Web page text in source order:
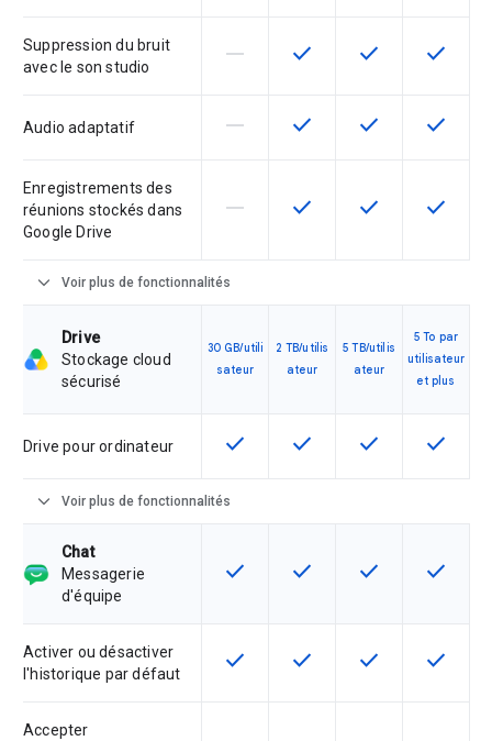
Suppression du bruit
avec le son studio
Cette fonctionnalité n'est pas
horizontal_rule Cette fonctionnalité est
check Cette
check Cette
check
Audio adaptatif Cette fonctionnalité n'est pas
horizontal_rule Cette fonctionnalité est
check Cette
check Cette
check
Enregistrements des
réunions stockés dans
Google Drive
Cette fonctionnalité n'est pas
horizontal_rule Cette fonctionnalité est
check Cette
check Cette
check
expand_more Voir plus de fonctionnalités
Drive
Stockage cloud
sécurisé
30 GB/utili
sateur
2 TB/utilis
ateur
5 TB/utilis
ateur
5 To par
utilisateur
et plus
Drive pour ordinateur Cette fonctionnalité est disponible
check Cette fonctionnalité est
check Cette
check Cette
check
expand_more Voir plus de fonctionnalités
Chat
Messagerie
d'équipe
Cette fonctionnalité est disponible
check Cette fonctionnalité est
check Cette
check Cette
check
Activer ou désactiver
l'historique par défaut
Cette fonctionnalité est disponible
check Cette fonctionnalité est
check Cette
check Cette
check
Accepter